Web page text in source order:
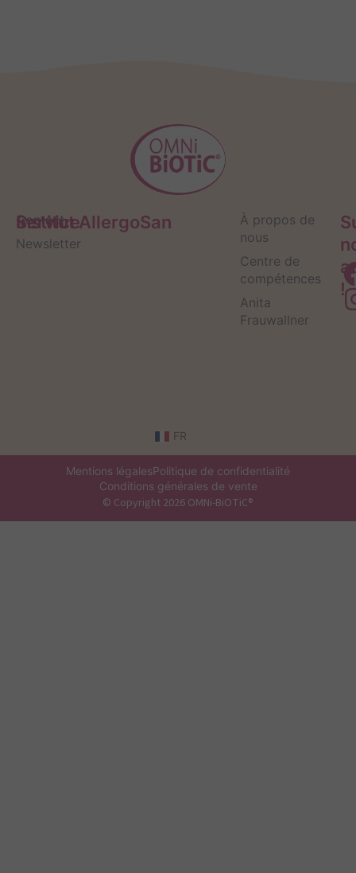
Service
Contact
Newsletter
Institut AllergoSan
À propos de
nous
Centre de
compétences
Anita
Frauwallner
!
FR
Mentions légalesPolitique de confidentialité
Conditions générales de vente
© Copyright 2026 OMNi-BiOTiC®